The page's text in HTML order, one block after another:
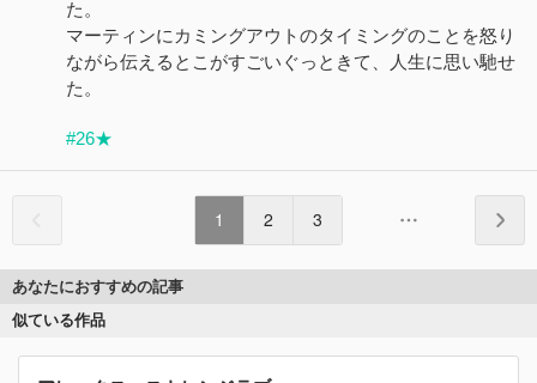
た。
マーティンにカミングアウトのタイミングのことを怒り
ながら伝えるとこがすごいぐっときて、人生に思い馳せ
た。
#26★
1 2 3
あなたにおすすめの記事
似ている作品